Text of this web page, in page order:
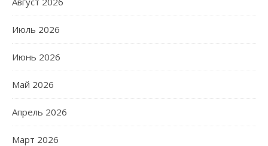
Июль 2026
Июнь 2026
Май 2026
Апрель 2026
Март 2026